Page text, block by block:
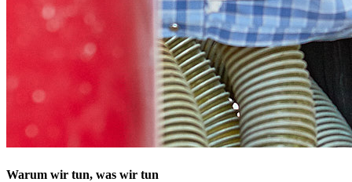
Warum wir tun, was wir tun